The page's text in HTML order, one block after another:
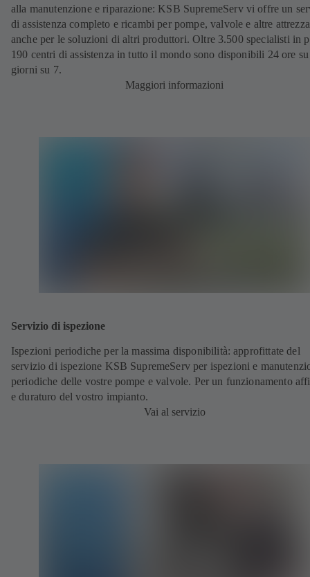
alla manutenzione e riparazione: KSB SupremeServ vi offre un
di assistenza completo e ricambi per pompe, valvole e altre
anche per le soluzioni di altri produttori. Oltre 3.500 specialisti in
190 centri di assistenza in tutto il mondo sono disponibili 24 ore
giorni su 7.
Maggiori informazioni
Servizio di ispezione
Ispezioni periodiche per la massima disponibilità: approfittate del
servizio di ispezione KSB SupremeServ per ispezioni e
periodiche delle vostre pompe e valvole. Per un funzionamento
e duraturo del vostro impianto.
Vai al servizio